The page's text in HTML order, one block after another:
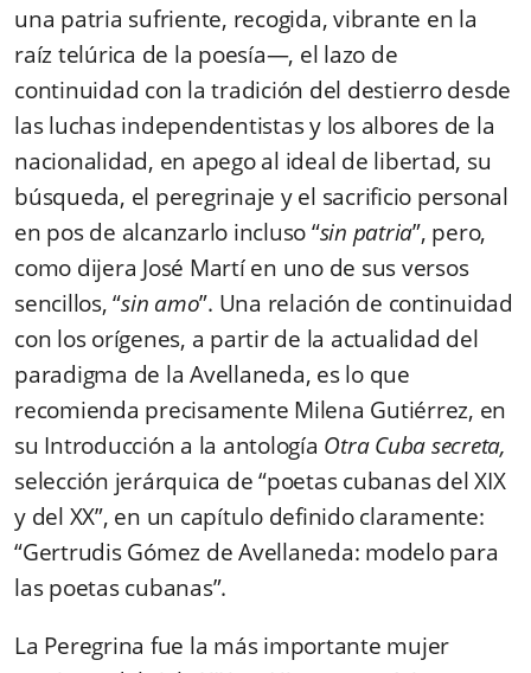
una patria sufriente, recogida, vibrante en la
raíz telúrica de la poesía—, el lazo de
continuidad con la tradición del destierro desde
las luchas independentistas y los albores de la
nacionalidad, en apego al ideal de libertad, su
búsqueda, el peregrinaje y el sacrificio personal
en pos de alcanzarlo incluso “sin patria”, pero,
como dijera José Martí en uno de sus versos
sencillos, “sin amo”. Una relación de continuidad
con los orígenes, a partir de la actualidad del
paradigma de la Avellaneda, es lo que
recomienda precisamente Milena Gutiérrez, en
su Introducción a la antología Otra Cuba secreta,
selección jerárquica de “poetas cubanas del XIX
y del XX”, en un capítulo definido claramente:
“Gertrudis Gómez de Avellaneda: modelo para
las poetas cubanas”.
La Peregrina fue la más importante mujer